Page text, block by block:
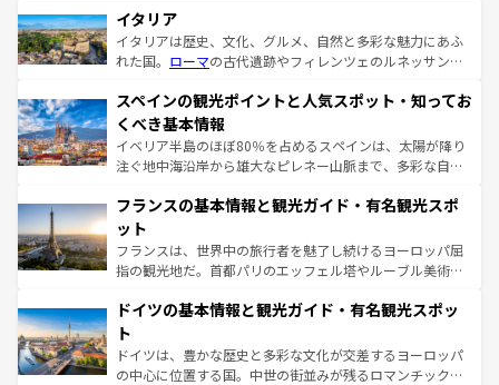
イタリア
イタリアは歴史、文化、グルメ、自然と多彩な魅力にあふ
れた国。 ローマの古代遺跡やフィレンツェのルネッサンス
ろん、トスカーナの美しい田園風景やアマルフィ海岸の絶
景など、自然景観も見逃せない。観光の合間には、本場の
ピザやパスタなど、絶品のイタリア料理を堪能することも
できる。朝目覚めてから夜眠るまで、すべての瞬間を楽し
なお、新着のイタリア情報はコンテンツ一覧を参照してほ
しい。
スペインの観光ポイントと人気スポット・知ってお
くべき基本情報
イベリア半島のほぼ80％を占めるスペインは、太陽が降り
注ぐ地中海沿岸から雄大なピレネー山脈まで、多彩な自然
文化が根付くこの国では、情熱的なフラメンコ、熱気あふ
れる闘牛、そして美味しいタパスが生活の一部となってい
る。首都マドリードの洗練された雰囲気や、バルセロナの
アートに溢れた街角から、地方では古代ローマ遺跡や中世
せる。地方によって風土や気候が異なるスペインはその個
ンテンツ一覧 を参照してほしい。
フランスの基本情報と観光ガイド・有名観光スポ
ット
フランスは、世界中の旅行者を魅了し続けるヨーロッパ屈
指の観光地だ。首都パリのエッフェル塔やルーブル美術館
で、幅広い魅力が詰まっている。華麗な宮殿、歴史的な大
聖堂、美しいビーチ、そして豊かな自然が、訪れる者を心
から魅了する。また、フランスは美食の国としても知ら
れ、フランス料理はユネスコ無形文化遺産にも登録されて
ドイツの基本情報と観光ガイド・有名観光スポッ
ト
ドイツは、豊かな歴史と多彩な文化が交差するヨーロッパ
の中心に位置する国。中世の街並みが残るロマンチック街